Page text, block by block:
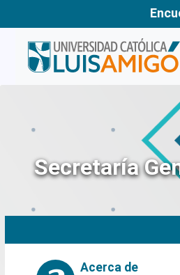
Secretaría
Acerca de